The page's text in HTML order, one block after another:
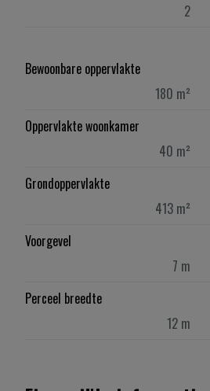
2
Bewoonbare oppervlakte
180 m²
Oppervlakte woonkamer
40 m²
Grondoppervlakte
413 m²
Voorgevel
7 m
Perceel breedte
12 m